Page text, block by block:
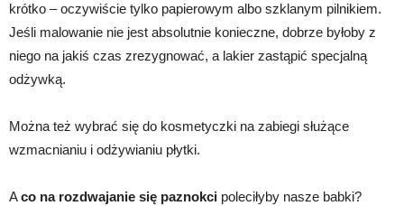
krótko – oczywiście tylko papierowym albo szklanym pilnikiem.
Jeśli malowanie nie jest absolutnie konieczne, dobrze byłoby z
niego na jakiś czas zrezygnować, a lakier zastąpić specjalną
odżywką.
Można też wybrać się do kosmetyczki na zabiegi służące
wzmacnianiu i odżywianiu płytki.
Aco na rozdwajanie się paznokci poleciłyby nasze babki?